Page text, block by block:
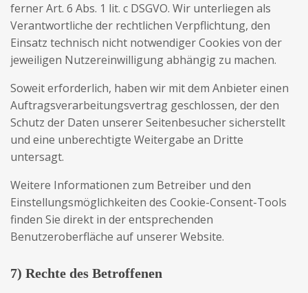
ferner Art. 6 Abs. 1 lit. c DSGVO. Wir unterliegen als
Verantwortliche der rechtlichen Verpflichtung, den
Einsatz technisch nicht notwendiger Cookies von der
jeweiligen Nutzereinwilligung abhängig zu machen.
Soweit erforderlich, haben wir mit dem Anbieter einen
Auftragsverarbeitungsvertrag geschlossen, der den
Schutz der Daten unserer Seitenbesucher sicherstellt
und eine unberechtigte Weitergabe an Dritte
untersagt.
Weitere Informationen zum Betreiber und den
Einstellungsmöglichkeiten des Cookie-Consent-Tools
finden Sie direkt in der entsprechenden
Benutzeroberfläche auf unserer Website.
7) Rechte des Betroffenen